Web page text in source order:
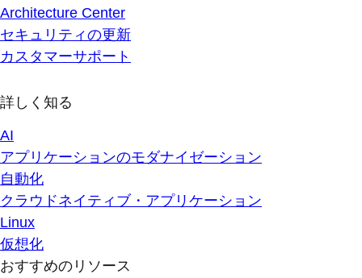
Architecture Center
セキュリティの更新
カスタマーサポート
詳しく知る
AI
アプリケーションのモダナイゼーション
自動化
クラウドネイティブ・アプリケーション
Linux
仮想化
おすすめのリソース